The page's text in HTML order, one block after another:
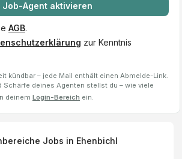
Job-Agent aktivieren
AGB.
zur Kenntnis
kündbar – jede Mail enthält einen Abmelde-Link.
Schärfe deines Agenten stellst du – wie viele
deinem Login-Bereich ein.
Jobs in Ehenbichl